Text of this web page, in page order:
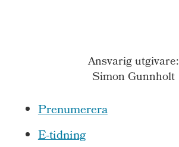
Ansvarig utgivare:
Simon Gunnholt
Prenumerera
E-tidning